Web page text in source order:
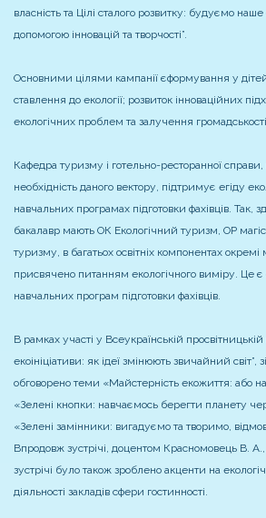
власність та Цілі сталого розвитку: будуємо
допомогою інновацій та творчості”.
Основними цілями кампанії єформування у
ставлення до екології; розвиток інноваційних
екологічних проблем та залучення
Кафедра туризму і готельно-ресторанної
необхідність даного вектору, підтримує егіду
навчальних програмах підготовки фахівців.
бакалавр мають ОК Екологічний туризм, ОР
туризму, в багатьох освітніх компонентах окремі
присвячено питанням екологічного виміру. Це є
навчальних програм підготовки фахівців.
В рамках участі у Всеукраїнській просвітницькій
екоініціативи: як ідеї змінюють звичайний світ”,
обговорено теми «Майстерність екожиття: або
«Зелені кнопки: навчаємось берегти планету
«Зелені замінники: вигадуємо та творимо,
Впродовж зустрічі, доцентом Красномовець В.
зустрічі було також зроблено акценти на
діяльності закладів сфери гостинності.